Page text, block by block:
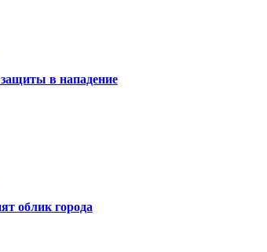
в нападение
облик города